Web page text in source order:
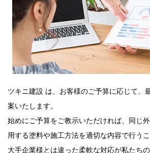
ツキニ建設 は、お客様のご予算に応じて、
案いたします。
始めにご予算をご教示いただければ、同じ
用する塗料や施工方法を適切な内容で行うこ
大手企業様とは違った柔軟な対応が私たち